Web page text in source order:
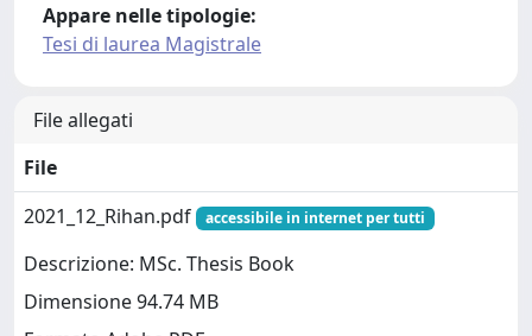
Appare nelle tipologie:
Tesi di laurea Magistrale
File allegati
File
2021_12_Rihan.pdf
accessibile in internet per tutti
Descrizione: MSc. Thesis Book
Dimensione 94.74 MB